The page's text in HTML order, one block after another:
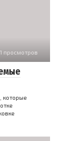
просмотров
которые